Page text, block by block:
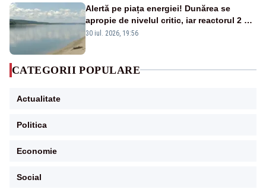
Alertă pe piața energiei! Dunărea se
apropie de nivelul critic, iar reactorul 2 de
la Cernavodă ar putea fi oprit
30 iul. 2026, 19:56
CATEGORII POPULARE
Actualitate
Politica
Economie
Social